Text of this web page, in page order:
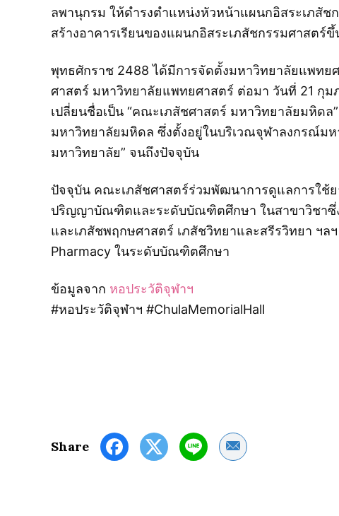
ลพานุกรม ให้ดำรงตำแหน่งหัวหน้าแผนกอิสระเภสัช
สร้างอาคารเรียนของแผนกอิสระเภสัชกรรมศาสต
พุทธศักราช 2488 ได้มีการจัดตั้งมหาวิทยาลัยแพทย
ศาสตร์ มหาวิทยาลัยแพทยศาสตร์ ต่อมา วันที่ 21 กุ
เปลี่ยนชื่อเป็น “คณะเภสัชศาสตร์ มหาวิทยาลัยมหิด
มหาวิทยาลัยมหิดล ซึ่งตั้งอยู่ในบริเวณจุฬาลงกรณ์ม
มหาวิทยาลัย” จนถึงปัจจุบัน
ปัจจุบัน คณะเภสัชศาสตร์ร่วมพัฒนาการดูแลการใช้
ปริญญาบัณฑิตและระดับบัณฑิตศึกษา ในสาขาวิชาซึ่ง
และเภสัชพฤกษศาสตร์ เภสัชวิทยาและสรีรวิทยา ฯ
Pharmacy ในระดับบัณฑิตศึกษา
ข้อมูลจาก หอประวัติจุฬาฯ
#หอประวัติจุฬาฯ #ChulaMemorialHall
Share Share by Email